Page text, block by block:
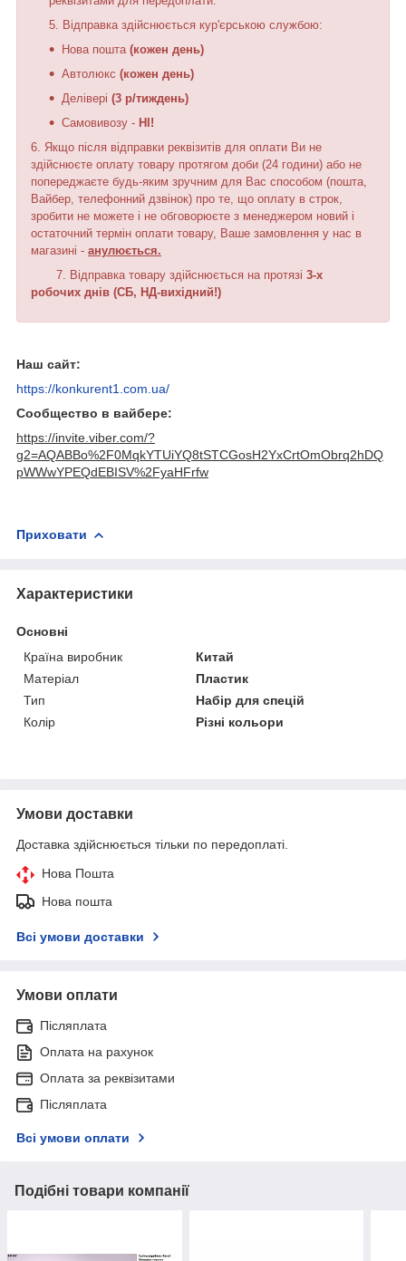
Відправка здійснюється кур'єрською службою:
Нова пошта (кожен день)
Автолюкс (кожен день)
Делівері (3 р/тиждень)
Самовивозу - НІ !
6. Якщо після відправки реквізитів для оплати Ви не
здійснюєте оплату товару протягом доби (24 години) або не
попереджаєте будь-яким зручним для Вас способом (пошта,
Вайбер, телефонний дзвінок) про те, що оплату в строк,
зробити не можете і не обговорюєте з менеджером новий і
остаточний термін оплати товару, Ваше замовлення у нас в
магазині - анулюється.
7.
Відправка товару здійснюється на протязі 3-х
робочих днів (СБ, НД-вихідний!)
Наш сайт:
https://konkurent1.com.ua/
Сообщество в вайбере:
https://invite.viber.com/?
g2=AQABBo%2F0MqkYTUiYQ8tSTCGosH2YxCrtOmObrq2hDQ
pWWwYPEQdEBISV%2FyaHFrfw
Приховати
Характеристики
Основні
Країна виробник
Китай
Матеріал
Пластик
Тип
Набір для спецій
Колір
Різні кольори
Умови доставки
Доставка здійснюється тільки по передоплаті.
Нова Пошта
Нова пошта
Всі умови доставки
Умови оплати
Післяплата
Оплата на рахунок
Оплата за реквізитами
Післяплата
Всі умови оплати
Подібні товари компанії